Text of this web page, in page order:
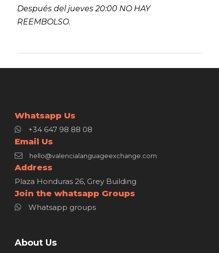
Después del jueves 20:00 NO HAY
REEMBOLSO.
Whatsapp Us
+34 647 98 88 08
Email Us
hello@valencialanguageexchange.com
Address
Plaza Honduras 26, Grey Building
Join the whatsapp Groups
Whatsapp groups
About Us